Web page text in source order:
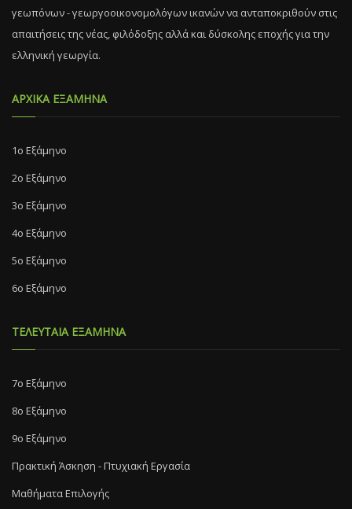
γεωπόνων - γεωργοοικονομολόγων ικανών να ανταποκριθούν στις
απαιτήσεις της νέας, φιλόδοξης αλλά και δύσκολης εποχής για την
ελληνική γεωργία.
ΑΡΧΙΚΑ ΕΞΑΜΗΝΑ
1ο Εξάμηνο
2ο Εξάμηνο
3ο Εξάμηνο
4ο Εξάμηνο
5ο Εξάμηνο
6ο Εξάμηνο
ΤΕΛΕΥΤΑΙΑ ΕΞΑΜΗΝΑ
7o Eξάμηνο
8o Eξάμηνο
9ο Εξάμηνο
Πρακτική Άσκηση - Πτυχιακή Εργασία
Μαθήματα Επιλογής